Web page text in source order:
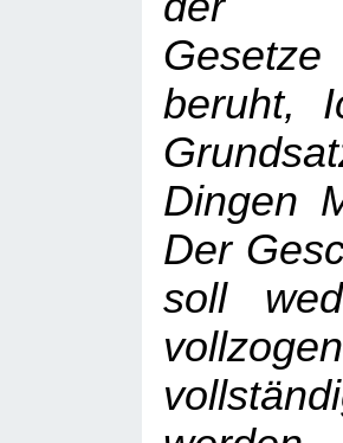
beruht,
Dingen
Der
soll